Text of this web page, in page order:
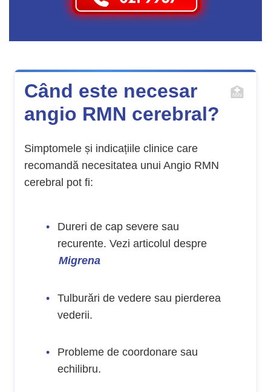
Când este necesar
angio RMN cerebral?
Simptomele și indicațiile clinice care
recomandă necesitatea unui Angio RMN
cerebral pot fi:
Dureri de cap severe sau
recurente. Vezi articolul despre
Migrena
Tulburări de vedere sau pierderea
vederii.
Probleme de coordonare sau
echilibru.